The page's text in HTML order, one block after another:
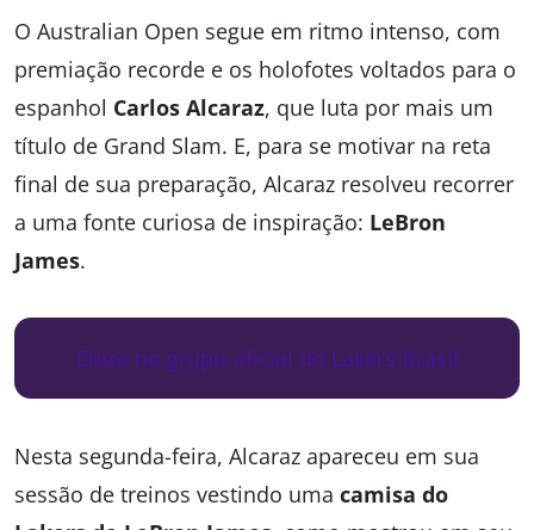
O Australian Open segue em ritmo intenso, com
premiação recorde e os holofotes voltados para o
espanhol Carlos Alcaraz, que luta por mais um
título de Grand Slam. E, para se motivar na reta
final de sua preparação, Alcaraz resolveu recorrer
a uma fonte curiosa de inspiração: LeBron
James.
Entre no grupo oficial do Lakers Brasil
Nesta segunda-feira, Alcaraz apareceu em sua
sessão de treinos vestindo uma camisa do